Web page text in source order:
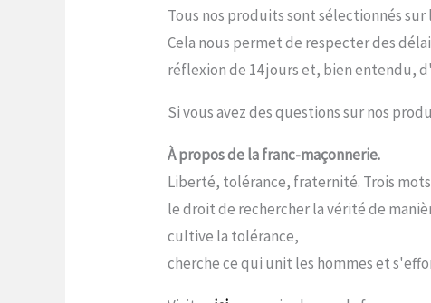
Tous nos produits sont sélectionnés
Cela nous permet de respecter des
réflexion de 14 jours et, bien entendu,
Si vous avez des questions sur nos
À propos de la franc-maçonnerie.
Liberté, tolérance, fraternité. Trois
le droit de rechercher la vérité de
cultive la tolérance,
cherche ce qui unit les hommes et